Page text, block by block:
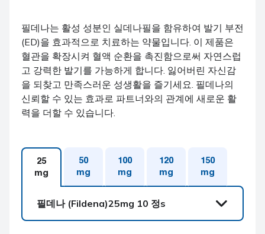
필데나는 활성 성분인 실데나필을 함유하여 발기 부전
(ED)을 효과적으로 치료하는 약물입니다. 이 제품은
혈관을 확장시켜 혈액 순환을 촉진함으로써 자연스럽
고 강력한 발기를 가능하게 합니다. 잃어버린 자신감
을 되찾고 만족스러운 성생활을 즐기세요. 필데나의
신뢰할 수 있는 효과로 파트너와의 관계에 새로운 활
력을 더할 수 있습니다.
25
mg
50
mg
100
mg
120
mg
150
mg
필데나 (Fildena)25mg 10 정s